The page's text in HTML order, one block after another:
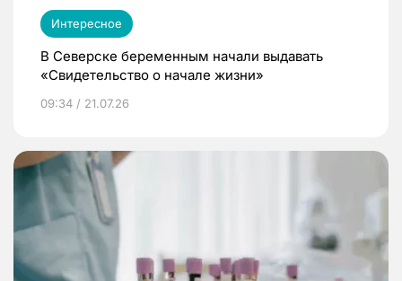
Интересное
В Северске беременным начали выдавать
«Свидетельство о начале жизни»
09:34 / 21.07.26